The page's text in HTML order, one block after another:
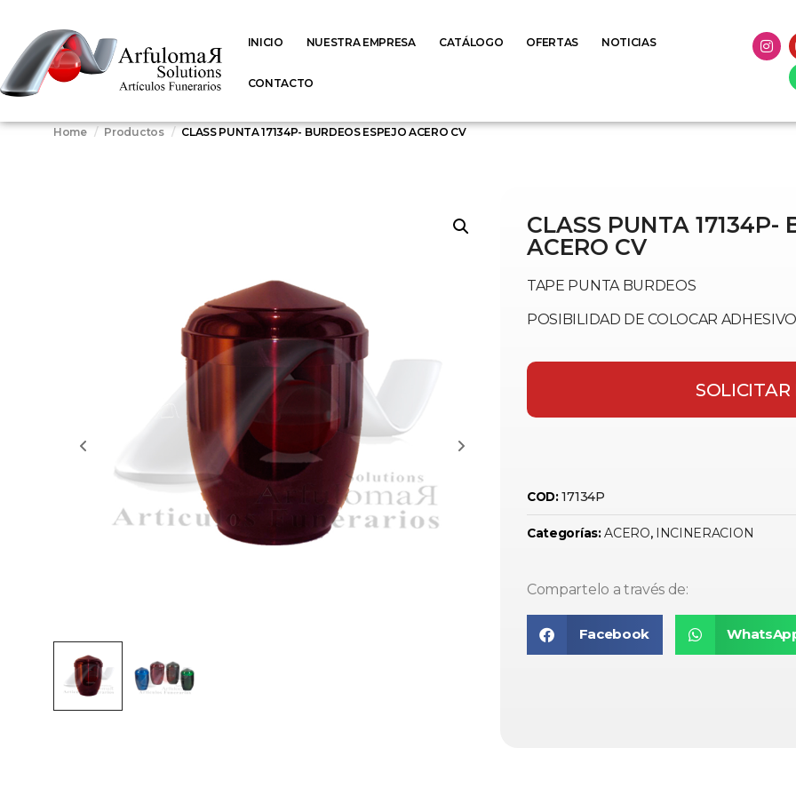
INICIO NUESTRA EMPRESA CATÁLOGO OFERTAS NOTICIAS
CONTACTO
Home Productos CLASS PUNTA 17134P- BURDEOS ESPEJO ACERO CV
CLASS PUNTA 17134P-
ACERO CV
TAPE PUNTA BURDEOS
POSIBILIDAD DE COLOCAR
SOLICITAR
COD:17134P
Categorías:ACERO, INCINERACION
Compartelo a través de:
Facebook